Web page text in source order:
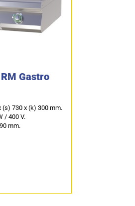
Gastro
(s) 730 x (k) 300 mm.
/ 400 V.
mm.